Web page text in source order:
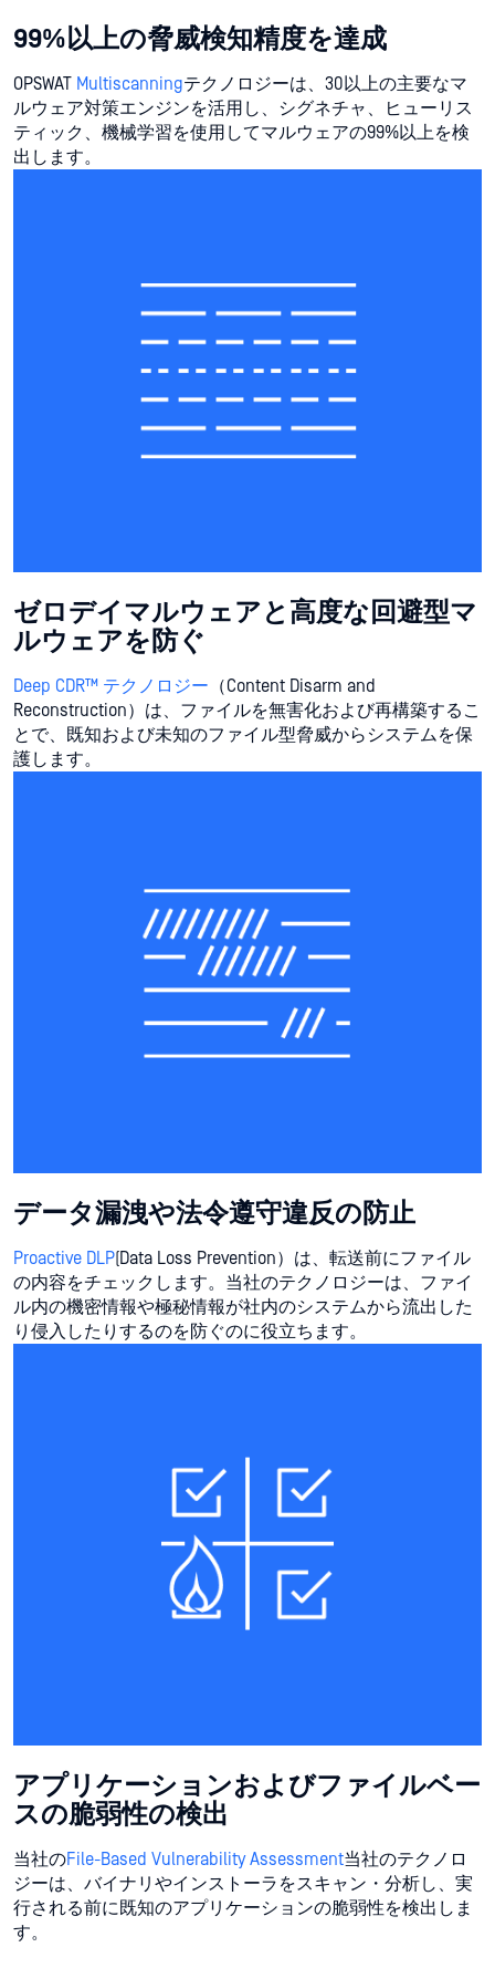
99%以上の脅威検知精度を達成
OPSWAT Multiscanningテクノロジーは、30以上の主要なマ
ルウェア対策エンジンを活用し、シグネチャ、ヒューリス
ティック、機械学習を使用してマルウェアの99%以上を検
出します。
ゼロデイマルウェアと高度な回避型マ
ルウェアを防ぐ
Deep CDR™ テクノロジー （Content Disarm and
Reconstruction）は、ファイルを無害化および再構築するこ
とで、既知および未知のファイル型脅威からシステムを保
護します。
データ漏洩や法令遵守違反の防止
Proactive DLP(Data Loss Prevention）は、転送前にファイル
の内容をチェックします。当社のテクノロジーは、ファイ
ル内の機密情報や極秘情報が社内のシステムから流出した
り侵入したりするのを防ぐのに役立ちます。
アプリケーションおよびファイルベー
スの脆弱性の検出
当社のFile-Based Vulnerability Assessment当社のテクノロ
ジーは、バイナリやインストーラをスキャン・分析し、実
行される前に既知のアプリケーションの脆弱性を検出しま
す。